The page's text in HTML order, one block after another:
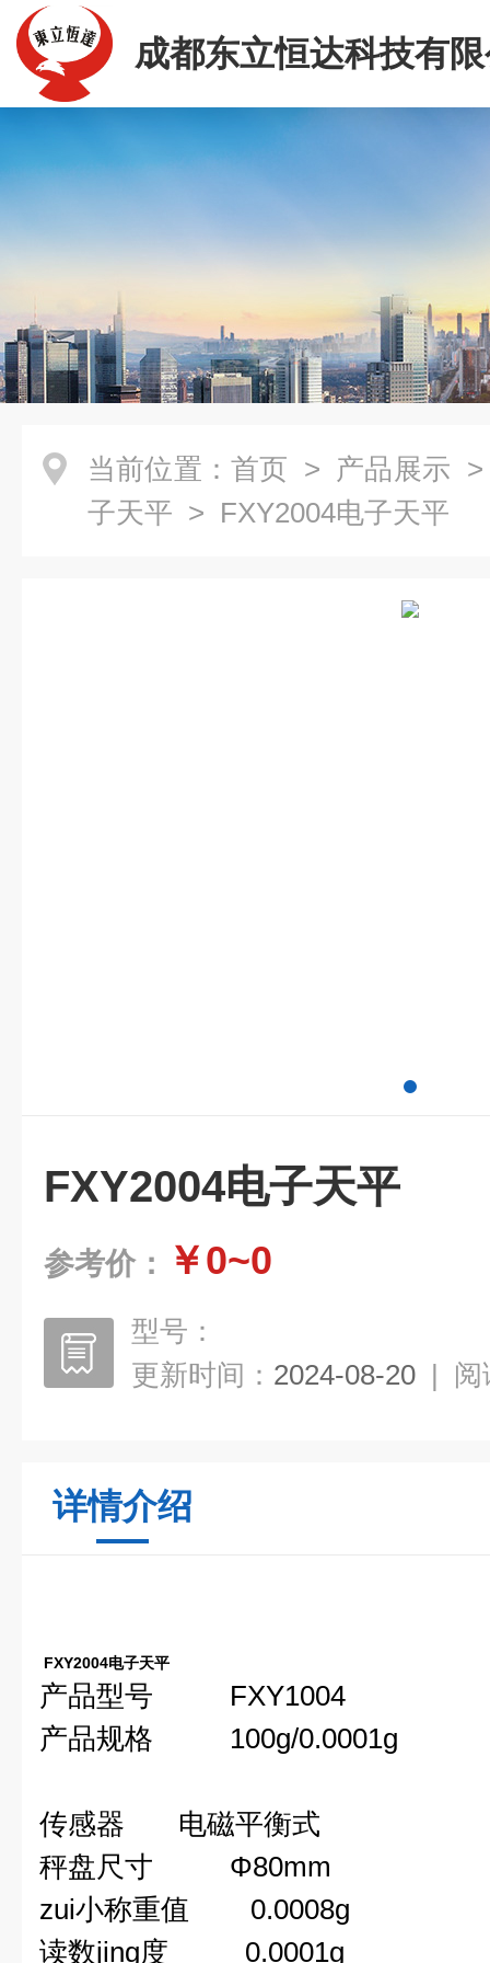
成都东立恒达科技有
当前位置： 首页 > 产品展示
子天平 > FXY2004电子天平
FXY2004电子天平
参考价： ￥0~0
型号：
更新时间： 2024-08-20 | 阅
详情介绍
FXY2004电子天平
产品型号
FXY1004
产品规格
100g/0.0001g
传感器
电磁平衡式
秤盘尺寸
Φ80mm
zui小称重值
0.0008g
读数jing度
0.0001g